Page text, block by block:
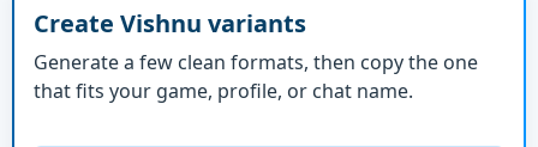
Create Vishnu variants
Generate a few clean formats, then copy the one
that fits your game, profile, or chat name.